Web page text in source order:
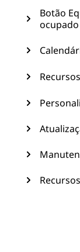
Botão
ocupado
Recursos